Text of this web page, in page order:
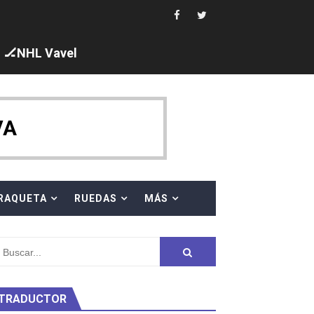
Taddeucci. Ángela Martínez 5ª en 10km
seis para Iris Tió
🏒NHL Vavel
RAQUETA RUEDAS MÁS